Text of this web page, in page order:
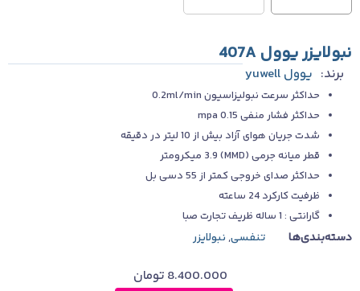
نبولایزر یوول 407A
برند: یوول yuwell
حداکثر سرعت نبولیزاسیون 0.2ml/min
حداکثر فشار منفی 0.15 mpa
شدت جریان هوای آزاد بیش از 10 لیتر در دقیقه
قطر میانه جرمی (MMD) 3.9 میکرومتر
حداکثر صدای خروجی کمتر از 55 دسی بل
ظرفیت کارکرد 24 ساعته
گارانتی : 1 ساله ظریف تجارت صبا
دسته‌بندی‌ها تنفسی,نبولایزر
8.400.000 تومان